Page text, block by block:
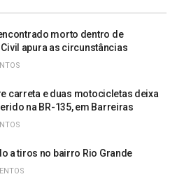
morto dentro de
apura as circunstâncias
carreta e duas motocicletas deixa
na BR-135, em Barreiras
a tiros no bairro Rio Grande